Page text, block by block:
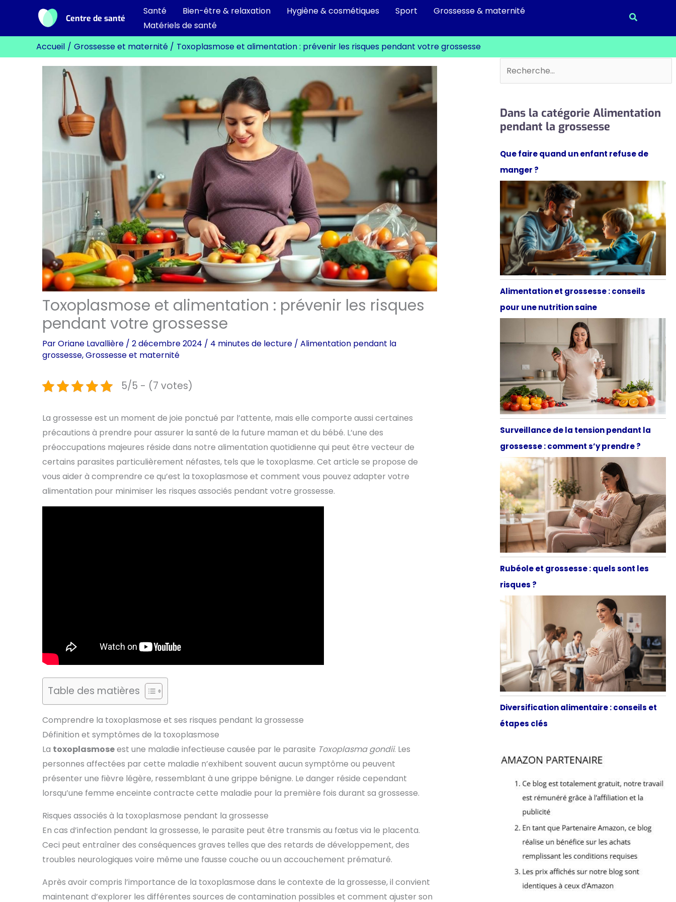
contenu
Centre de santé
Santé Bien-être & relaxation Hygiène & cosmétiques Sport
Grossesse & maternité
Matériels de santé
Accueil Grossesse et maternité Toxoplasmose et alimentation : prévenir les risques pendant votre grossesse
Toxoplasmose et alimentation : prévenir les risques
pendant votre grossesse
ParOriane Lavallière / 2 décembre 2024 / 4 minutes de lecture / Alimentation pendant la
grossesse,Grossesse et maternité
5/5 - (7 votes)
La grossesse est un moment de joie ponctué par l’attente, mais elle comporte aussi certaines
précautions à prendre pour assurer la santé de la future maman et du bébé. L’une des
préoccupations majeures réside dans notre alimentation quotidienne qui peut être vecteur de
certains parasites particulièrement néfastes, tels que le toxoplasme. Cet article se propose de
vous aider à comprendre ce qu’est la toxoplasmose et comment vous pouvez adapter votre
alimentation pour minimiser les risques associés pendant votre grossesse.
Table des matières
Comprendre la toxoplasmose et ses risques pendant la grossesse
Définition et symptômes de la toxoplasmose
La toxoplasmoseest une maladie infectieuse causée par le parasite Toxoplasma gondii. Les
personnes affectées par cette maladie n’exhibent souvent aucun symptôme ou peuvent
présenter une fièvre légère, ressemblant à une grippe bénigne. Le danger réside cependant
lorsqu’une femme enceinte contracte cette maladie pour la première fois durant sa grossesse.
Risques associés à la toxoplasmose pendant la grossesse
En cas d’infection pendant la grossesse, le parasite peut être transmis au fœtus via le placenta.
Ceci peut entraîner des conséquences graves telles que des retards de développement, des
troubles neurologiques voire même une fausse couche ou un accouchement prématuré.
Après avoir compris l’importance de la toxoplasmose dans le contexte de la grossesse, il convient
maintenant d’explorer les différentes sources de contamination possibles et comment ajuster son
Rechercher
Dans la catégorie Alimentation
pendant la grossesse
Que faire quand un enfant refuse de
manger ?
Alimentation et grossesse : conseils
pour une nutrition saine
Surveillance de la tension pendant la
grossesse : comment s’y prendre ?
Rubéole et grossesse : quels sont les
risques ?
Diversification alimentaire : conseils et
étapes clés